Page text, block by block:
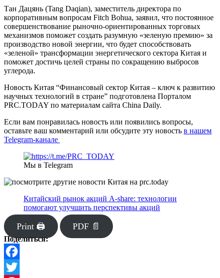
Тан Дацянь (Tang Daqian), заместитель директора по
корпоративным вопросам Fitch Bohua, заявил, что постоянное
совершенствование рыночно-ориентированных торговых
механизмов поможет создать разумную «зеленую премию» за
производство новой энергии, что будет способствовать
«зеленой» трансформации энергетического сектора Китая и
поможет достичь целей страны по сокращению выбросов
углерода.
Новость Китая “Финансовый сектор Китая – ключ к развитию
научных технологий в стране” подготовлена Порталом
PRC.TODAY по материалам сайта China Daily.
Если вам понравилась новость или появились вопросы,
оставьте ваш комментарий или обсудите эту новость в нашем
Telegram-канале
Мы в Telegram
Китайский рынок акций A-share: технологии
помогают улучшить перспективы акций
Print 🖨 PDF 📄
Поделиться:
Facebook